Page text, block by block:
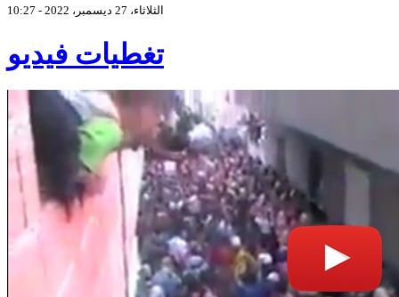
الثلاثاء، 27 ديسمبر، 2022 - 10:27
تغطيات فيديو